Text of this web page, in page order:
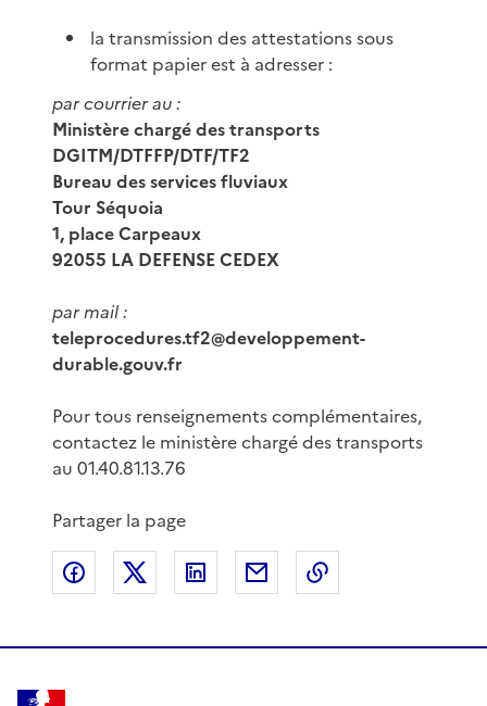
la transmission des attestations sous
format papier est à adresser :
par courrier au :
Ministère chargé des transports
DGITM/DTFFP/DTF/TF2
Bureau des services fluviaux
Tour Séquoia
1, place Carpeaux
92055 LA DEFENSE CEDEX
par mail :
teleprocedures.tf2@developpement-
durable.gouv.fr
Pour tous renseignements complémentaires,
contactez le ministère chargé des transports
au 01.40.81.13.76
Partager la page
Partager sur Facebook
Partager sur XPartager sur LinkedIn
Partager par email